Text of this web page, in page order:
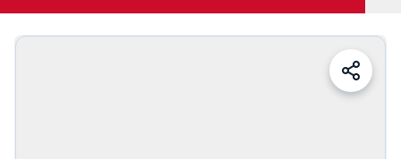
le sous-menu Vos métiers